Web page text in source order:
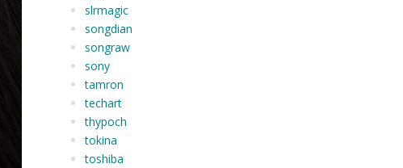
slrmagic
songdian
songraw
sony
tamron
techart
thypoch
tokina
toshiba